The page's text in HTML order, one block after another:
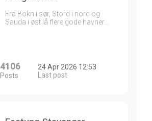
Fra Bokn i sør, Stord i nord og
Sauda i øst lå flere gode havner…
4106
Posts
24 Apr 2026 12:53
Last post